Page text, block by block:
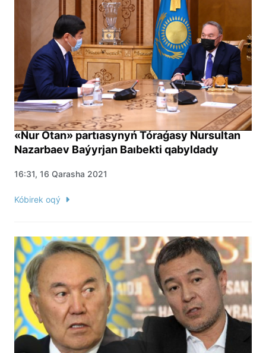
«Nur Otan» partıasynyń Tóraǵasy Nursultan
Nazarbaev Baýyrjan Baıbekti qabyldady
16:31, 16 Qarasha 2021
Kóbirek oqý